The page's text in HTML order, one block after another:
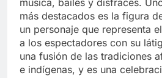
más destacados es la figura
un personaje que representa
a los espectadores con su
una fusión de las tradiciones
e indígenas, y es una